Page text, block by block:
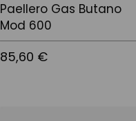
Paellero Gas Butano
Mod 600
85,60 €